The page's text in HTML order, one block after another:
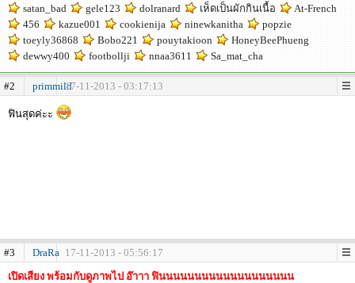
satan_bad
gele123 dolranard เห็ดเป็นผักกินเนื้อ
At-French
456
kazue001 cookienija ninewkanitha
popzie
toeyly36868
Bobo221 pouytakioon
HoneyBeePhueng
dewwy400
footbollji nnaa3611 Sa_mat_cha
#2 primmild17-11-2013 - 03:17:13
ฟินสุดค่ะะ
#3 DraRa 17-11-2013 - 05:56:17
เปิดเสียง พร้อมกับดูภาพไป อ๊าาา ฟินนนนนนนนนนนนนนนนนนน